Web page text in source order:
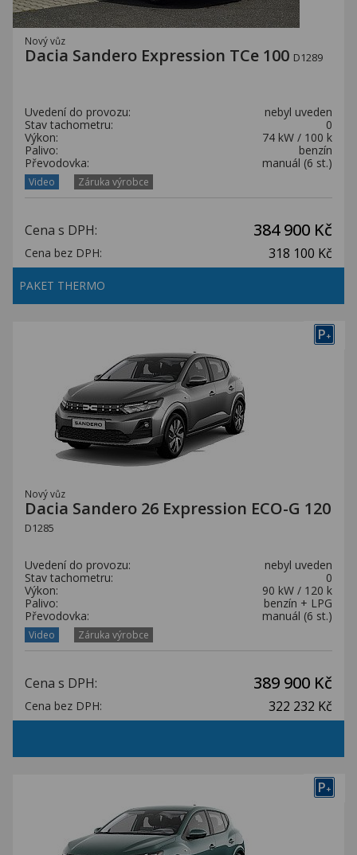
Nový vůz
Dacia Sandero Expression TCe 100 D1289
Uvedení do provozu:
nebyl uveden
Stav tachometru:
0
Výkon:
74 kW / 100 k
Palivo:
benzín
Převodovka:
manuál (6 st.)
Video Záruka výrobce
Cena s DPH: 384 900 Kč
Cena bez DPH: 318 100 Kč
PAKET THERMO
P+
Nový vůz
Dacia Sandero 26 Expression ECO-G 120
D1285
Uvedení do provozu:
nebyl uveden
Stav tachometru:
0
Výkon:
90 kW / 120 k
Palivo:
benzín + LPG
Převodovka:
manuál (6 st.)
Video Záruka výrobce
Cena s DPH: 389 900 Kč
Cena bez DPH: 322 232 Kč
P+